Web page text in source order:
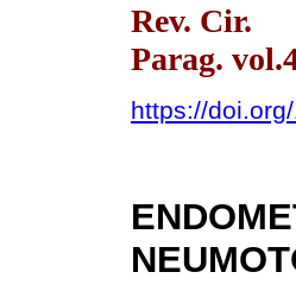
Rev. Cir.
Parag.
https://